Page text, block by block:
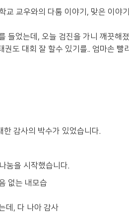
교 교우와의 다툼 이야기, 맞은 이
들었는데, 오늘 검진을 가니 깨끗해
도 대회 잘 할수 있기를.. 엄마손
감사의 박수가 있었습니다.
눔을 시작했습니다.
없는 내모습
데, 다 나아 감사